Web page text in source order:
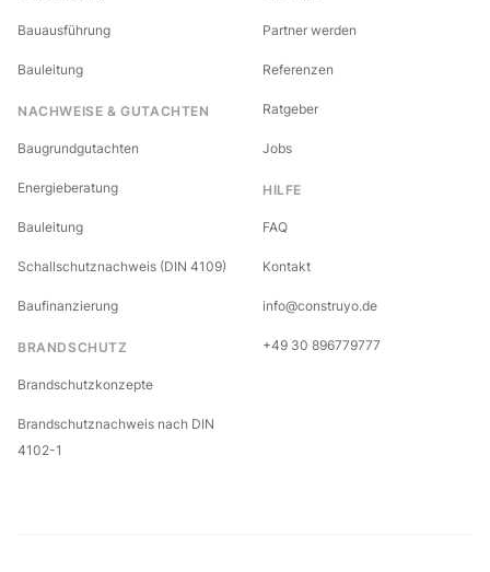
Bauausführung
Bauleitung
NACHWEISE & GUTACHTEN
Baugrundgutachten
Energieberatung
Bauleitung
Schallschutznachweis (DIN 4109)
Baufinanzierung
BRANDSCHUTZ
Brandschutzkonzepte
Brandschutznachweis nach DIN
4102-1
Partner werden
Referenzen
Ratgeber
Jobs
HILFE
FAQ
Kontakt
info@construyo.de
+49 30 896779777